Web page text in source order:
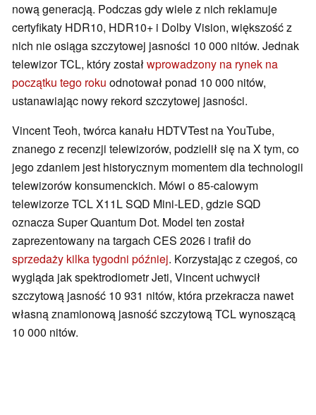
nową generacją. Podczas gdy wiele z nich reklamuje
certyfikaty HDR10, HDR10+ i Dolby Vision, większość z
nich nie osiąga szczytowej jasności 10 000 nitów. Jednak
telewizor TCL, który zostałwprowadzony na rynek na
początku tego roku odnotował ponad 10 000 nitów,
ustanawiając nowy rekord szczytowej jasności.
Vincent Teoh, twórca kanału HDTVTest na YouTube,
znanego z recenzji telewizorów, podzielił się na X tym, co
jego zdaniem jest historycznym momentem dla technologii
telewizorów konsumenckich. Mówi o 85-calowym
telewizorze TCL X11L SQD Mini-LED, gdzie SQD
oznacza Super Quantum Dot. Model ten został
zaprezentowany na targach CES 2026 i trafił do
sprzedaży kilka tygodni później. Korzystając z czegoś, co
wygląda jak spektrodiometr Jeti, Vincent uchwycił
szczytową jasność 10 931 nitów, która przekracza nawet
własną znamionową jasność szczytową TCL wynoszącą
10 000 nitów.